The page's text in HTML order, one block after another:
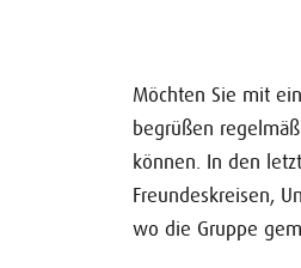
Möchten Sie mit
begrüßen
können. In den
Freundeskreisen,
wo die Gruppe